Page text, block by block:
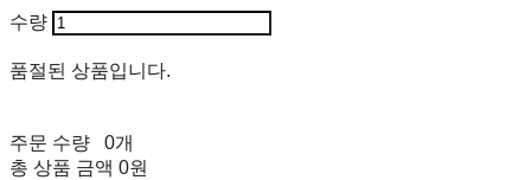
수량
품절된 상품입니다.
주문 수량
0개
총 상품 금액 0원